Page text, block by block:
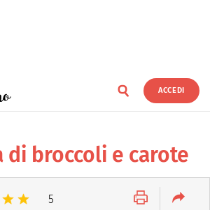
ACCEDI
di broccoli e carote
5